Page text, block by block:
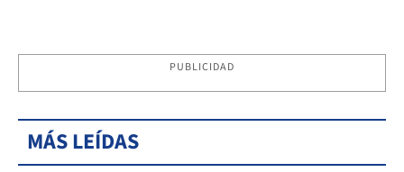
PUBLICIDAD
MÁS LEÍDAS